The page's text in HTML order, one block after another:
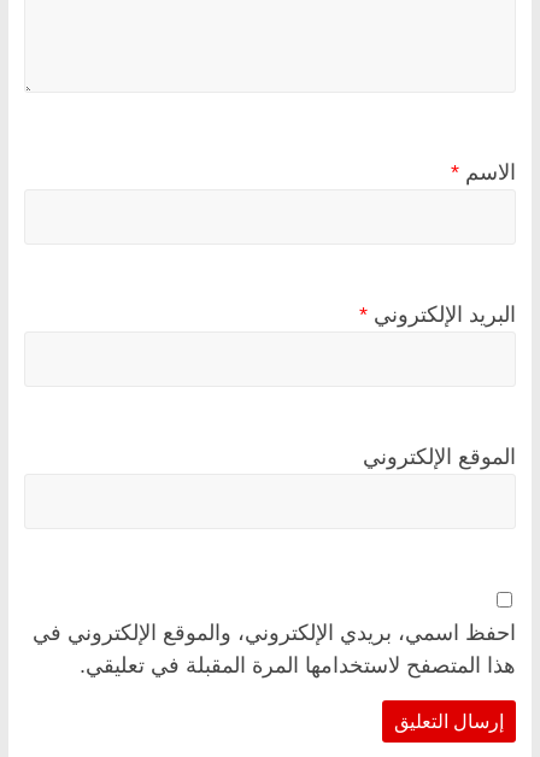
الاسم *
البريد الإلكتروني *
الموقع الإلكتروني
احفظ اسمي، بريدي الإلكتروني، والموقع الإلكتروني في
هذا المتصفح لاستخدامها المرة المقبلة في تعليقي.